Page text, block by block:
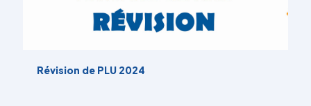
Révision de PLU 2024